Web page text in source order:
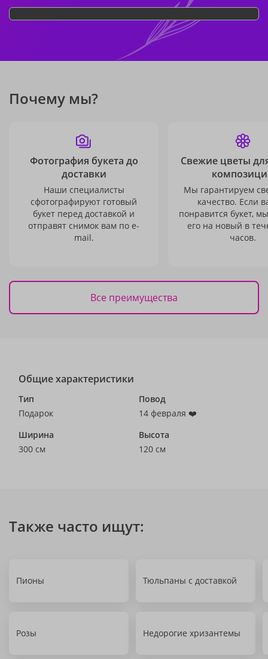
Почему мы?
Фотография букета до
доставки
Наши специалисты
сфотографируют готовый
букет перед доставкой и
отправят снимок вам по e-
mail.
Свежие цветы
Мы гарантируем
качество. Если
понравится букет,
его на новый в
часов.
Все преимущества
Общие характеристики
Тип
Подарок
Повод
14 февраля ❤️
Ширина
300 см
Высота
120 см
Также часто ищут:
Пионы Тюльпаны с доставкой
Розы Недорогие хризантемы